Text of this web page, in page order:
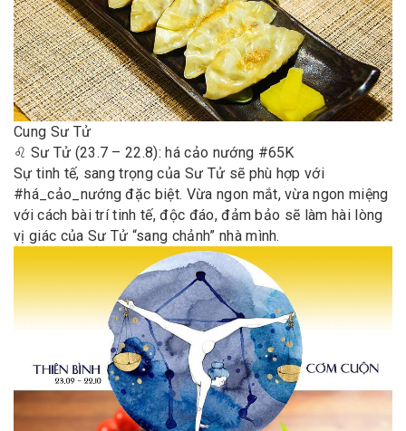
Cung Sư Tử
♌️ Sư Tử (23.7 – 22.8): há cảo nướng #65K
Sự tinh tế, sang trọng của Sư Tử sẽ phù hợp với
#há_cảo_nướng đặc biệt. Vừa ngon mắt, vừa ngon miệng
với cách bài trí tinh tế, độc đáo, đảm bảo sẽ làm hài lòng
vị giác của Sư Tử “sang chảnh” nhà mình.